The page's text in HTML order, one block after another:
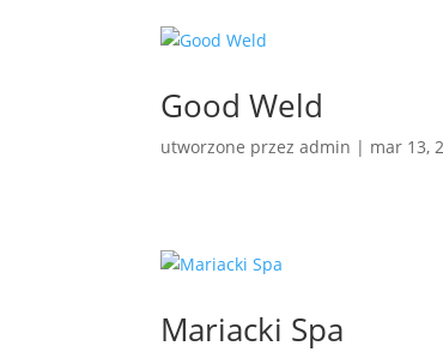
Good Weld
utworzone przezadmin | mar 13,
Mariacki Spa